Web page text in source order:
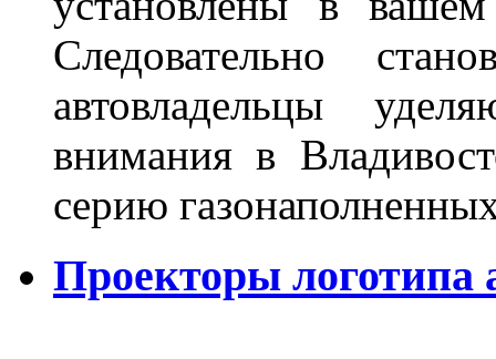
Следовательно
автовладельцы
внимания в
серию
Проекторы логотипа